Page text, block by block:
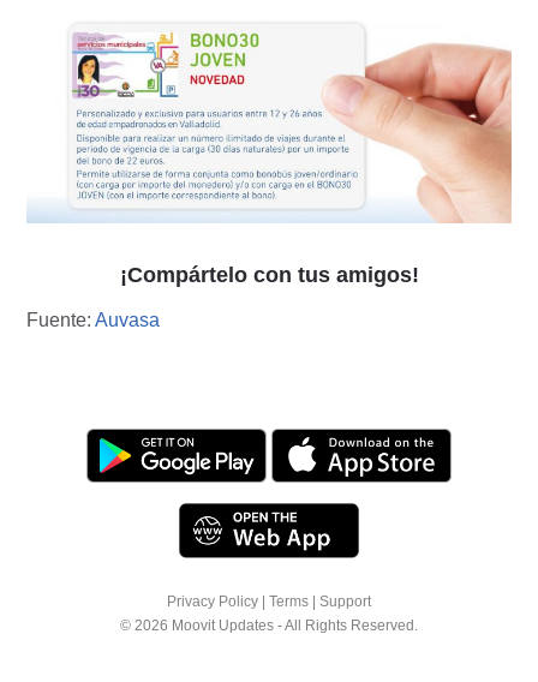
¡Compártelo con tus amigos!
Fuente: Auvasa
Privacy Policy Terms
Support
© 2026 Moovit Updates - All Rights Reserved.